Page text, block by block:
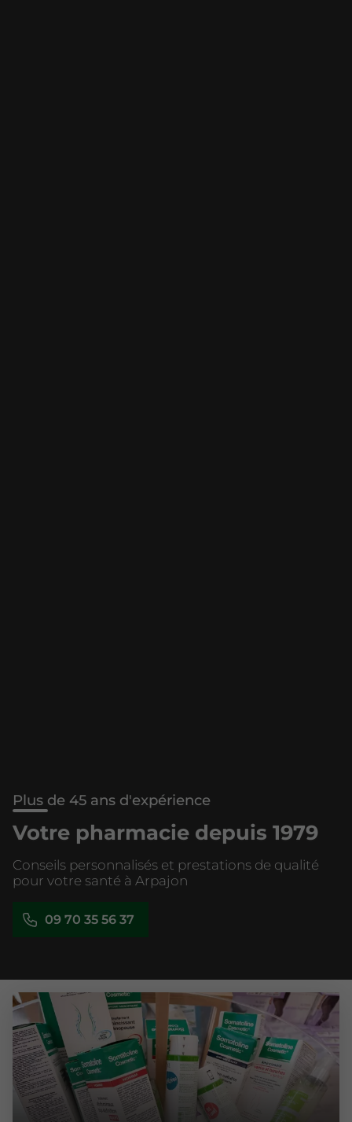
Plus de 45 ans d'expérience
Votre pharmacie depuis 1979
Conseils personnalisés et prestations de qualité
pour votre santé à Arpajon
09 70 35 56 37